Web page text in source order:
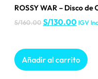
ROSSY WAR – Disco de
S/160.00 S/130.00 IGV
Añadir al carrito